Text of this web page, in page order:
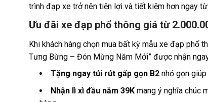
trình đạp xe trở nên tiện lợi và tiết kiệm hơn ngay
Ưu đãi xe đạp phổ thông giá từ
Khi khách hàng chọn mua bất kỳ mẫu xe đạp phổ
Tưng Bừng – Đón Mừng Năm Mới” được nhận
Tặng ngay túi rút gấp gọn B2nhỏ gọn giúp
Nhận lì xì đầu năm 39Kmang ý nghĩa chúc